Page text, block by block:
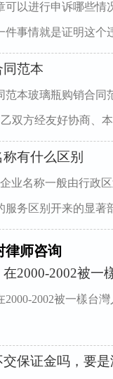
可以进行申诉哪些
件事情就是证明这个
范本
范本玻璃瓶购销合
双方经友好协商、
有什么区别
业名称一般由行政
服务区别开来的显著
律师咨询
2000-2002被一
2002被一樣台
保证金吗，要